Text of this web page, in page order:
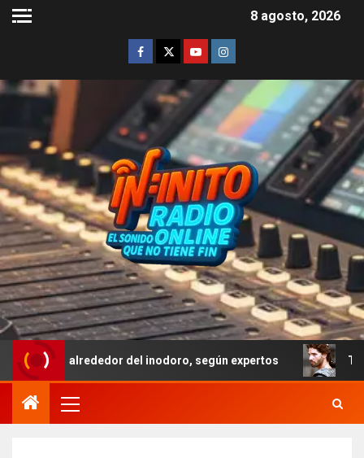
8 agosto, 2026
del inodoro, según expertos Troya: el